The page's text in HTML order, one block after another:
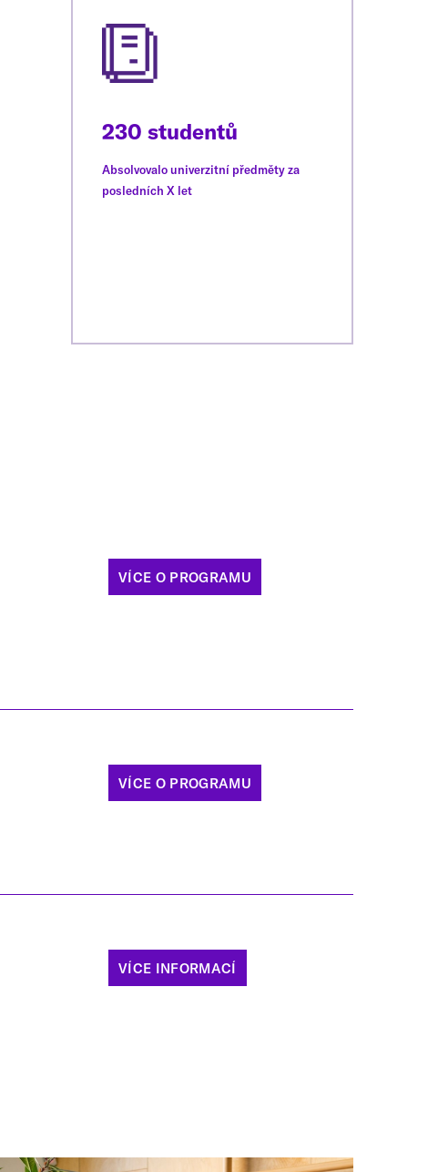
230 studentů
Absolvovalo univerzitní předměty za
posledních X let
VÍCE O PROGRAMU
VÍCE O PROGRAMU
VÍCE INFORMACÍ